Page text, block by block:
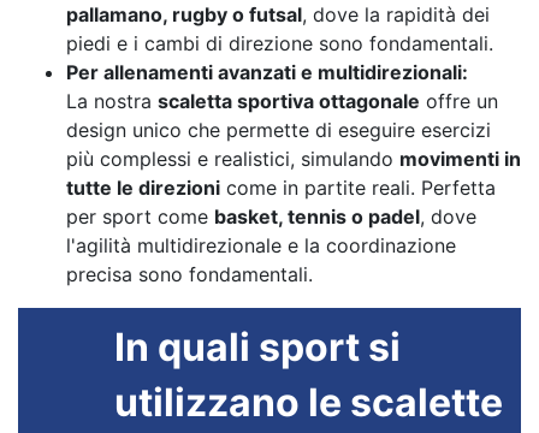
pallamano, rugby o futsal, dove la rapidità dei
piedi e i cambi di direzione sono fondamentali.
Per allenamenti avanzati e multidirezionali:
La nostra scaletta sportiva ottagonale offre un
design unico che permette di eseguire esercizi
più complessi e realistici, simulando movimenti in
tutte le direzioni come in partite reali. Perfetta
per sport come basket, tennis o padel, dove
l'agilità multidirezionale e la coordinazione
precisa sono fondamentali.
In quali sport si
utilizzano le scalette